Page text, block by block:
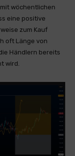
wöchentlichen
eine positive
zum Kauf
oft Länge von
Händlern bereits
wird.